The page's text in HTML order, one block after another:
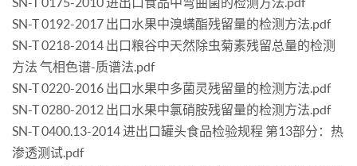
SN-T 0192-2017 出口水果中溴螨酯残留量的检测方法.pdf
SN-T 0218-2014 出口粮谷中天然除虫菊素残留总量的检测
方法 气相色谱-质谱法.pdf
SN-T 0220-2016 出口水果中多菌灵残留量的检测方法.pdf
SN-T 0280-2012 出口水果中氯硝胺残留量的检测方法.pdf
SN-T 0400.13-2014 进出口罐头食品检验规程 第13部分：热
渗透测试.pdf